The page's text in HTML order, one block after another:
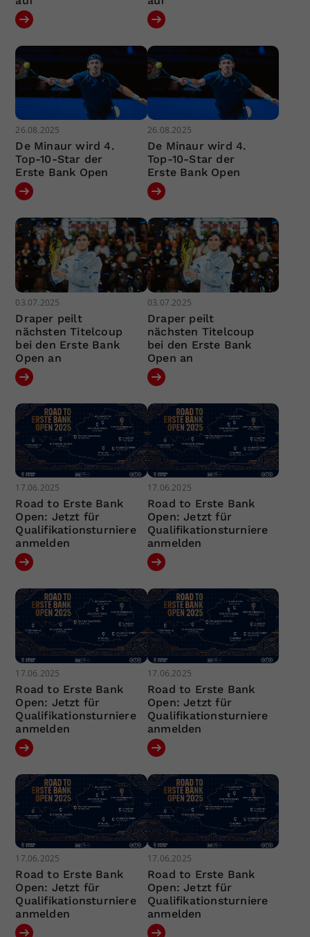
26.08.2025
De Minaur wird 4.
Top-10-Star der
Erste Bank Open
26.08.2025
De Minaur wird 4.
Top-10-Star der
Erste Bank Open
03.07.2025
Draper peilt
nächsten Titelcoup
bei den Erste Bank
Open an
03.07.2025
Draper peilt
nächsten Titelcoup
bei den Erste Bank
Open an
17.06.2025
Road to Erste Bank
Open: Jetzt für
Qualifikationsturniere
anmelden
17.06.2025
Road to Erste Bank
Open: Jetzt für
Qualifikationsturniere
anmelden
17.06.2025
Road to Erste Bank
Open: Jetzt für
Qualifikationsturniere
anmelden
17.06.2025
Road to Erste Bank
Open: Jetzt für
Qualifikationsturniere
anmelden
17.06.2025
Road to Erste Bank
Open: Jetzt für
Qualifikationsturniere
anmelden
17.06.2025
Road to Erste Bank
Open: Jetzt für
Qualifikationsturniere
anmelden